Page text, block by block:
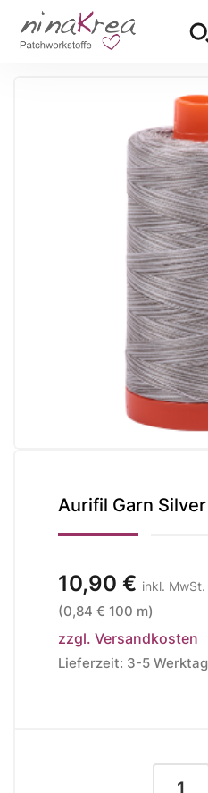
Aurifil Garn
10,90 € inkl. MwSt.
(0,84 € 100 m)
zzgl. Versandkosten
Lieferzeit: 3-5